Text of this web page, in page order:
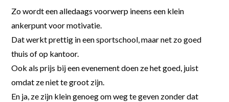
Zo wordt een alledaags voorwerp ineens een klein
ankerpunt voor motivatie.
Dat werkt prettig in een sportschool, maar net zo goed
thuis of op kantoor.
Ook als prijs bij een evenement doen ze het goed, juist
omdat ze niet te groot zijn.
En ja, ze zijn klein genoeg om weg te geven zonder dat